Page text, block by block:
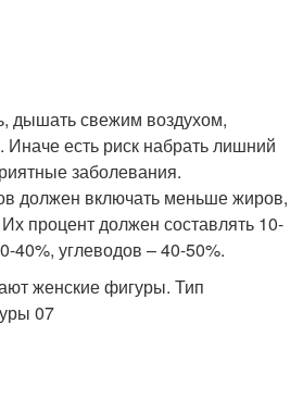
дышать свежим воздухом,
есть риск набрать лишний
заболевания.
должен включать меньше жиров,
процент должен составлять 10-
40%, углеводов – 40-50%.